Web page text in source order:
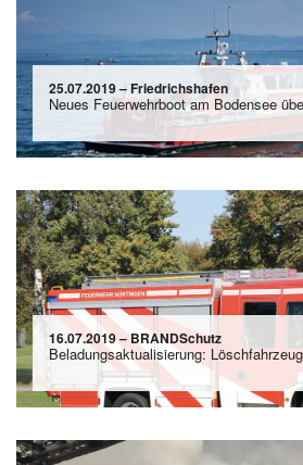
25.07.2019 – Friedrichshafen
Neues Feuerwehrboot am Bodensee
16.07.2019 – BRANDSchutz
Beladungsaktualisierung: